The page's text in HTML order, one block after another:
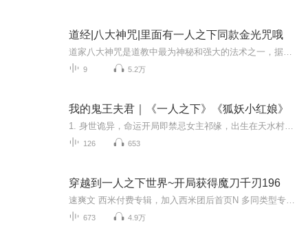
道经|八大神咒|里面有一人之下同款金光咒哦
9 5.2万
我的鬼王夫君｜《一人之下》《狐妖小红娘》
126 653
穿越到一人之下世界~开局获得魔刀千刃196
673 4.9万